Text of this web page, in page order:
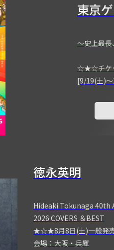
東京
～史上最長
☆★☆チケ
[9/19(土)
徳永英明
Hideaki Tokunaga 40th
2026 COVERS ＆BEST
★☆★8月8日(土)一般
会場：大阪・兵庫